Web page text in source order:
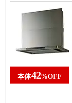
本体42%OFF